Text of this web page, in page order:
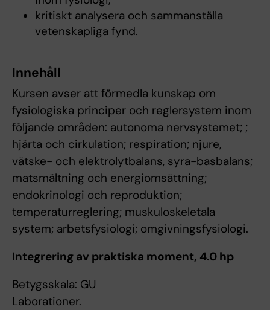
kritiskt analysera och sammanställa
vetenskapliga fynd.
Innehåll
Kursen avser att förmedla kunskap om
fysiologiska principer och reglersystem inom
följande områden: autonoma nervsystemet; ;
hjärta och cirkulation; respiration; njure,
vätske- och elektrolytbalans, syra-basbalans;
matsmältning och energiomsättning;
endokrinologi och reproduktion;
temperaturreglering; muskuloskeletala
system; arbetsfysiologi; omgivningsfysiologi.
Integrering av praktiska moment, 4.0 hp
Betygsskala: GU
Laborationer.